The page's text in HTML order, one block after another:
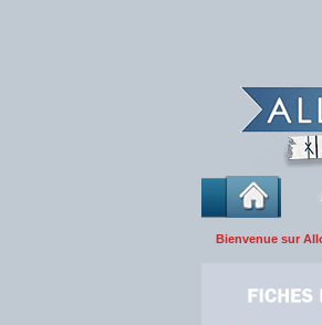
Bienvenue sur